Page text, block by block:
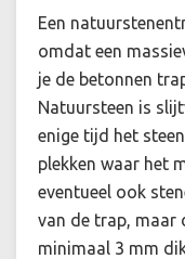
Een
omdat een
je de betonnen
Natuursteen is
enige tijd het
plekken waar het
eventueel ook
van de trap, maar
minimaal 3 mm